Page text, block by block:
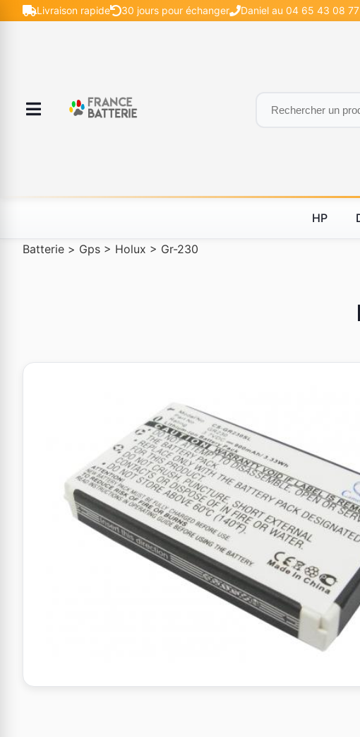
Livraison rapide 30 jours pour échanger Daniel au 04 65 43 08
HP
Batterie > Gps > Holux > Gr-230